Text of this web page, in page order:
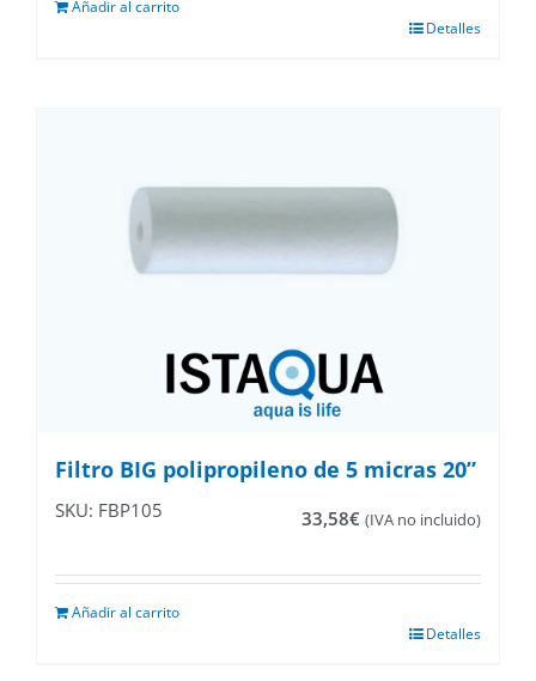
Añadir al carrito
Detalles
Filtro BIG polipropileno de 5 micras 20”
SKU: FBP105 33,58€ (IVA no incluido)
Añadir al carrito
Detalles